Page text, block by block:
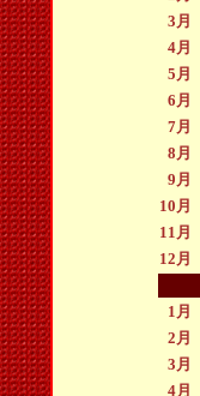
3月
4月
5月
6月
7月
8月
9月
10月
11月
12月
1月
2月
3月
4月